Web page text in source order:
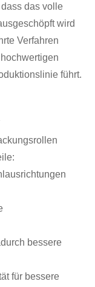
das volle
wird
Verfahren
führt.
bessere
für bessere